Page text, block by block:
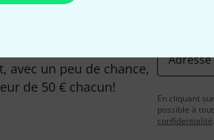
avec un peu de chance,
de 50 € chacun!
En cliquant
possible à
confidentialité.